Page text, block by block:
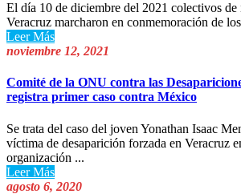
El día 10 de diciembre del 2021 colectivos de
Veracruz marcharon en conmemoración de
Leer Más
noviembre 12, 2021
Comité de la ONU contra las
registra primer caso contra México
Se trata del caso del joven Yonathan Isaac
víctima de desaparición forzada en Veracruz
organización ...
Leer Más
agosto 6, 2020